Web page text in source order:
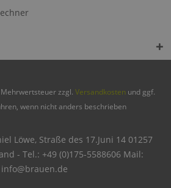
zzgl. Versandkosten und ggf.
wenn nicht anders beschrieben
Löwe, Straße des 17.Juni 14 01257
- Tel.: +49 (0)175-5588606 Mail:
info@brauen.de